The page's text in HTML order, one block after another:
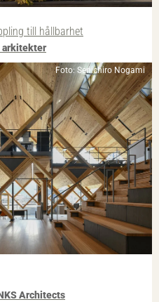
till hållbarhet
arkitekter
Foto: Senichiro Nogami
Architects